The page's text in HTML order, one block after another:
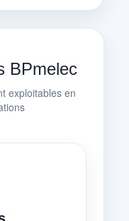
BPmelec
exploitables en